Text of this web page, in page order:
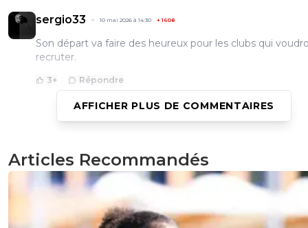
sergio33 10 mai 2026 à 14:30 +1608
Son départ va faire des heureux pour les clubs qui
recruter.
3+ Répondre
saammm
Ils nous aura bien "dépanné"
Si tu pouvais nous rapporter quelques millions au
1+ Répondre
on-l-a-jouer-chez-toi 10 mai 2026 à 19:03
AFFICHER PLUS DE COMMENTAIRES
Articles Recommandés